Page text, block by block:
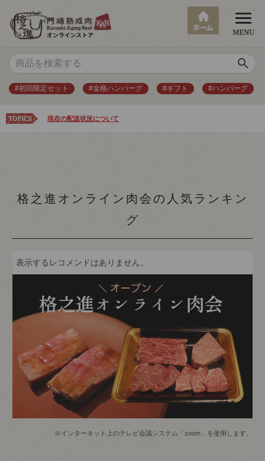
search
#初回限定セット #金格ハンバーグ #ギフト #ハンバーグ
現在の配送状況について
格之進オンライン肉会の人気ランキン
グ
表示するレコメンドはありません。
※インターネット上のテレビ会議システム「zoom」を使用します。